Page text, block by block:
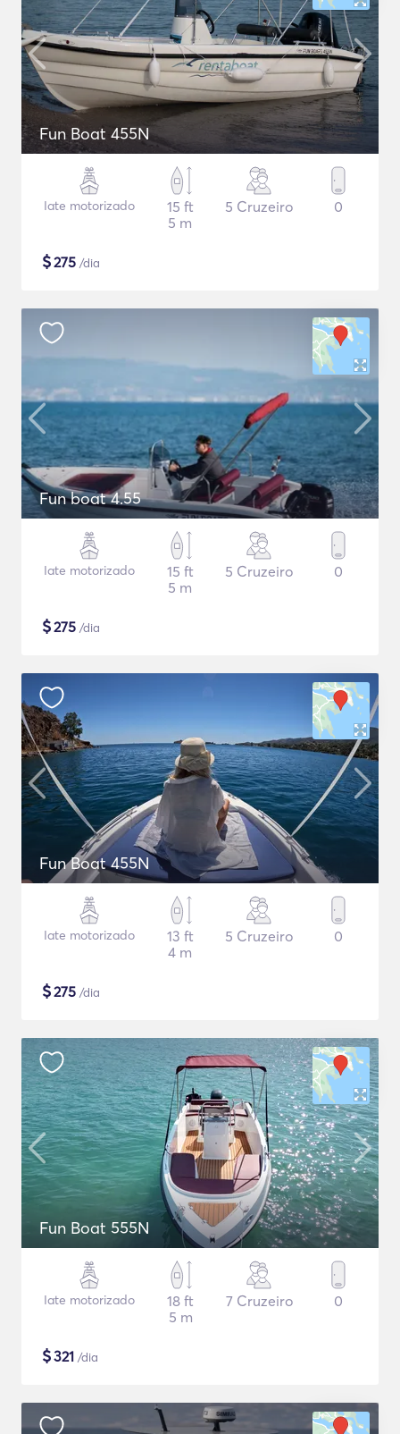
Fun Boat 455N
Iate motorizado
15 ft
5 m
5 Cruzeiro 0
$275 /dia
Fun boat 4.55
Iate motorizado
15 ft
5 m
5 Cruzeiro 0
$275 /dia
Fun Boat 455N
Iate motorizado
13 ft
4 m
5 Cruzeiro 0
$275 /dia
Fun Boat 555N
Iate motorizado
18 ft
5 m
7 Cruzeiro 0
$321 /dia